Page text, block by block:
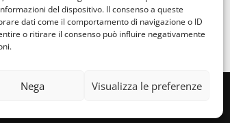
del dispositivo. Il consenso a queste
dati come il comportamento di navigazione o ID
o ritirare il consenso può influire negativamente
Nega Visualizza le preferenze
dei cookie